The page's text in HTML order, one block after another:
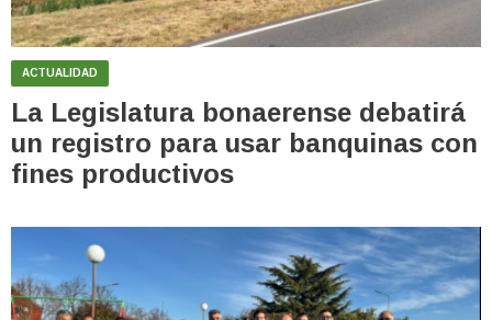
ACTUALIDAD
La Legislatura bonaerense debatirá
un registro para usar banquinas con
fines productivos